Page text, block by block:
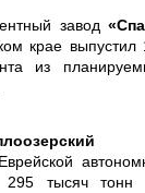
завод
крае выпустил
из
тысяч тонн